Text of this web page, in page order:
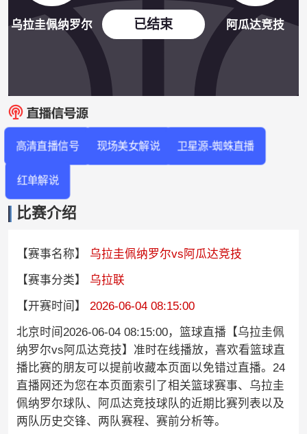
乌拉圭佩纳罗尔 已结束 阿瓜达竞技
高清直播信号 现场美女解说 卫星源-蜘蛛直播
红单解说
比赛介绍
【赛事名称】
乌拉圭佩纳罗尔vs阿瓜达竞技
【赛事分类】
乌拉联
【开赛时间】
2026-06-04 08:15:00
北京时间2026-06-04 08:15:00，篮球直播【乌拉圭佩
纳罗尔vs阿瓜达竞技】准时在线播放，喜欢看篮球直
播比赛的朋友可以提前收藏本页面以免错过直播。24
直播网还为您在本页面索引了相关篮球赛事、乌拉圭
佩纳罗尔球队、阿瓜达竞技球队的近期比赛列表以及
两队历史交锋、两队赛程、赛前分析等。